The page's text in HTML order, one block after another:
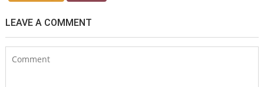
LEAVE A COMMENT